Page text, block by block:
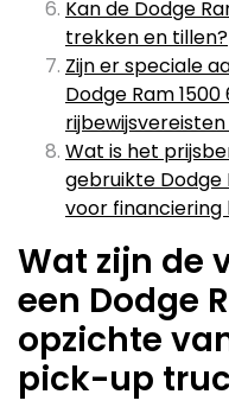
Kan de Dodge
trekken en tillen?
Zijn er speciale
Dodge Ram
Wat is het
gebruikte Dodge
voor
Wat zijn de
een Dodge
opzichte
pick-up